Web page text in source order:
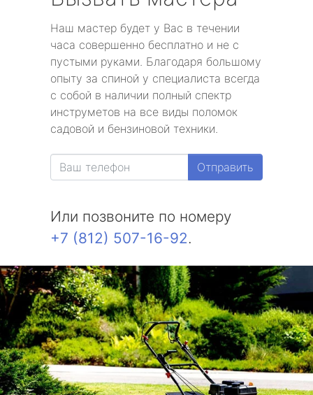
Наш мастер будет у Вас в течении
часа совершенно бесплатно и не с
пустыми руками. Благодаря большому
опыту за спиной у специалиста всегда
с собой в наличии полный спектр
инструметов на все виды поломок
садовой и бензиновой техники.
Отправить
Или позвоните по номеру
+7 (812) 507-16-92.